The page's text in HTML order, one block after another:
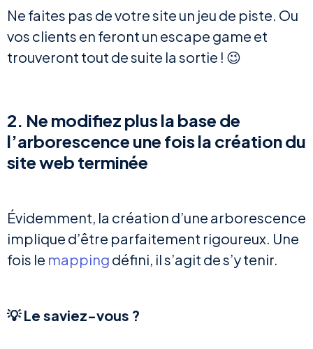
Ne faites pas de votre site un jeu de piste. Ou
vos clients en feront un escape game et
trouveront tout de suite la sortie ! 😉
2. Ne modifiez plus la base de
l’arborescence une fois la création du
site web terminée
Évidemment, la création d’une arborescence
implique d’être parfaitement rigoureux. Une
fois le mapping défini, il s’agit de s’y tenir.
💡 Le saviez-vous ?